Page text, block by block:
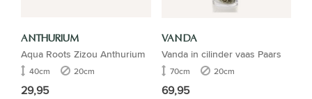
ANTHURIUM
Aqua Roots Zizou Anthurium
40cm 20cm
29,95
VANDA
Vanda in cilinder vaas Paars
70cm 20cm
69,95